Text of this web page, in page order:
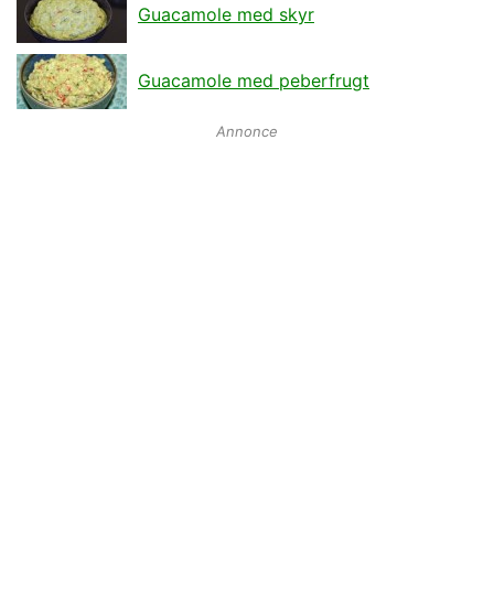
Guacamole med skyr
Guacamole med peberfrugt
Annonce